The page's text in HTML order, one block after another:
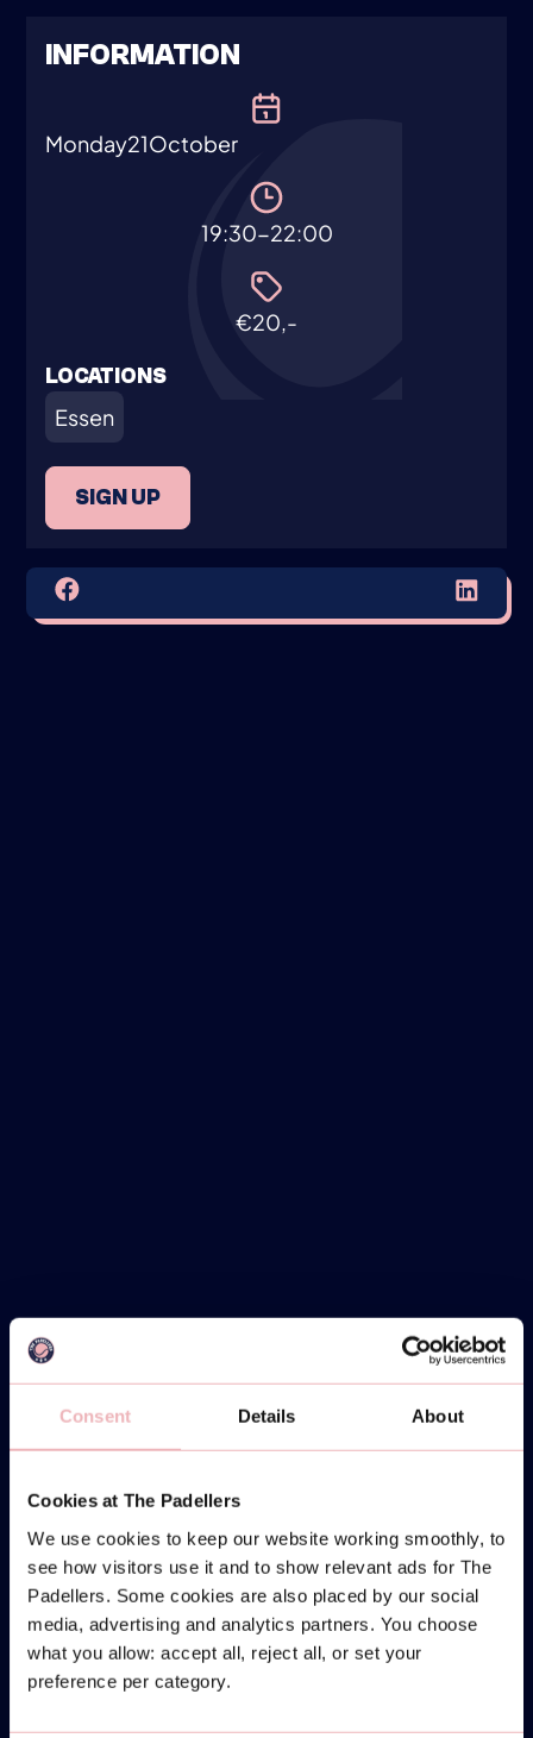
Consent Details About
Cookies at The Padellers
We use cookies to keep our website working smoothly, to
see how visitors use it and to show relevant ads for The
Padellers. Some cookies are also placed by our social
media, advertising and analytics partners. You choose
what you allow: accept all, reject all, or set your
preference per category.
INFORMATION
Monday21October
19:30-22:00
€20,-
LOCATIONS
Essen
SIGN UP